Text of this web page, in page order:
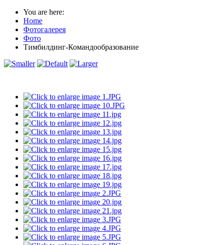
You are here:
Home
Фотогалерея
Фото
Тимбилдинг-Командообразование